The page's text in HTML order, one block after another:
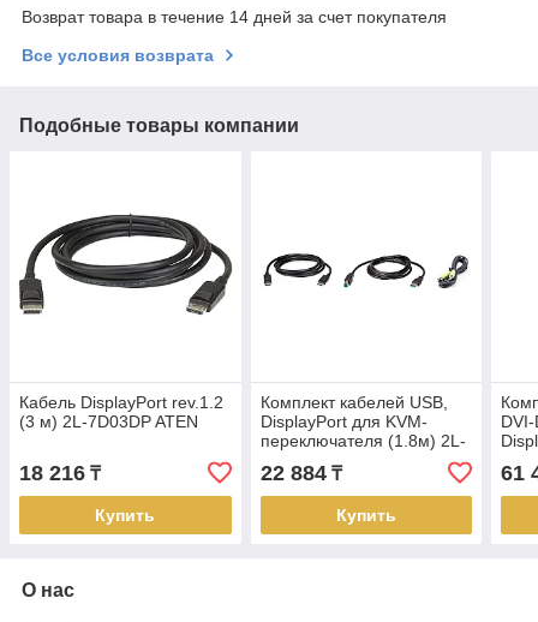
Возврат товара в течение 14 дней за счет покупателя
Все условия возврата
Подобные товары компании
Кабель DisplayPort rev.1.2
(3 м) 2L-7D03DP ATEN
18 216 ₸
Купить
Комплект кабелей USB,
DisplayPort для KVM-
переключателя (1.8м) 2L-
7D02UDPX3 ATEN
22 884₸
Купить
2L-
61
О нас